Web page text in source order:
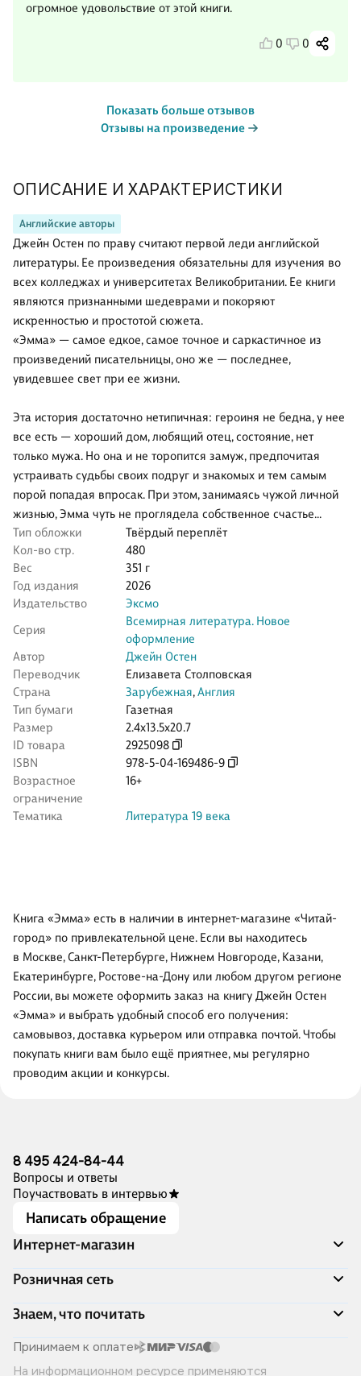
ОПИСАНИЕ И ХАРАКТЕРИСТИКИ
Английские авторы
Джейн Остен по праву считают первой леди английской
литературы. Ее произведения обязательны для изучения во
всех колледжах и университетах Великобритании. Ее книги
являются признанными шедеврами и покоряют
искренностью и простотой сюжета.
«Эмма» — самое едкое, самое точное и саркастичное из
произведений писательницы, оно же — последнее,
увидевшее свет при ее жизни.
Эта история достаточно нетипичная: героиня не бедна, у нее
все есть — хороший дом, любящий отец, состояние, нет
только мужа. Но она и не торопится замуж, предпочитая
устраивать судьбы своих подруг и знакомых и тем самым
порой попадая впросак. При этом, занимаясь чужой личной
жизнью, Эмма чуть не проглядела собственное счастье…
Тип обложки
Твёрдый переплёт
Кол-во стр.
480
Вес
351 г
Год издания
2026
Издательство
Эксмо
Серия
Всемирная литература. Новое
оформление
Автор
Джейн Остен
Переводчик
Елизавета Столповская
Страна
Зарубежная,Англия
Тип бумаги
Газетная
Размер
2.4x13.5x20.7
ID товара
2925098
ISBN
978-5-04-169486-9
Возрастное
ограничение
16+
Тематика Литература 19 века
огромное удовольствие от этой книги.
0 0
Показать больше отзывов
Отзывы на произведение
Книга «Эмма» есть в наличии в интернет-магазине «Читай-
город» по привлекательной цене. Если вы находитесь
в Москве, Санкт-Петербурге, Нижнем Новгороде, Казани,
Екатеринбурге, Ростове-на-Дону или любом другом регионе
России, вы можете оформить заказ на книгу Джейн Остен
«Эмма» и выбрать удобный способ его получения:
самовывоз, доставка курьером или отправка почтой. Чтобы
покупать книги вам было ещё приятнее, мы регулярно
проводим акции и конкурсы.
8 495 424-84-44
Вопросы и ответы
Поучаствовать в интервью
Написать обращение
Интернет-магазин
Акции
Доставка и оплата
Программа лояльности
Подарочные сертификаты
Правила продажи
Политика конфиденциальности
Розничная сеть
Адреса магазинов
Книжный Дозор
О компании
Читай-город для бизнеса
Знаем, что почитать
Скоро в продаже
Принимаем к оплате
На информационном ресурсе применяются